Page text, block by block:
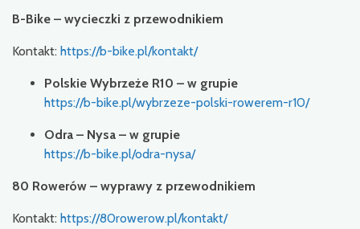
B-Bike – wycieczki z przewodnikiem
Kontakt: https://b-bike.pl/kontakt/
Polskie Wybrzeże R10 – w grupie
https://b-bike.pl/wybrzeze-polski-rowerem-r10/
Odra – Nysa – w grupie
https://b-bike.pl/odra-nysa/
80 Rowerów – wyprawy z przewodnikiem
Kontakt: https://80rowerow.pl/kontakt/